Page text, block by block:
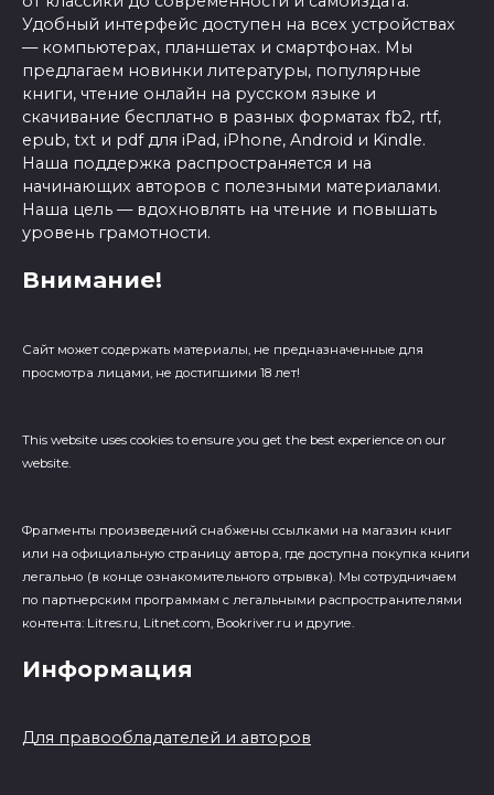
Удобный интерфейс доступен на всех устройствах
— компьютерах, планшетах и смартфонах. Мы
предлагаем новинки литературы, популярные
книги, чтение онлайн на русском языке и
скачивание бесплатно в разных форматах fb2, rtf,
epub, txt и pdf для iPad, iPhone, Android и Kindle.
Наша поддержка распространяется и на
начинающих авторов с полезными материалами.
Наша цель — вдохновлять на чтение и повышать
уровень грамотности.
Внимание!
Сайт может содержать материалы, не предназначенные для
просмотра лицами, не достигшими 18 лет!
This website uses cookies to ensure you get the best experience on our
website.
Фрагменты произведений cнабжены ссылками на магазин книг
или на официальную страницу автора, где доступна покупка книги
легально (в конце ознакомительного отрывка). Мы сотрудничаем
по партнерским программам с легальными распространителями
контента: Litres.ru, Litnet.com, Bookriver.ru и другие.
Информация
Для правообладателей и авторов